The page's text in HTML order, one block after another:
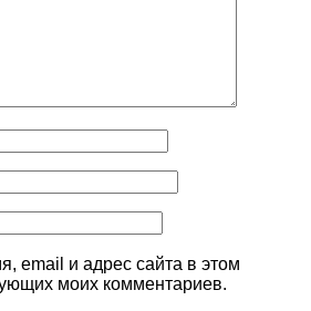
email и адрес сайта в этом
моих комментариев.